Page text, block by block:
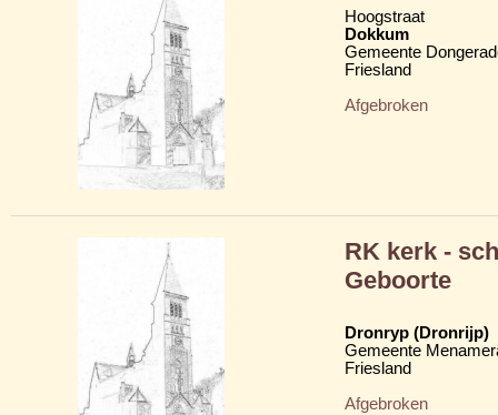
Hoogstraat
Dokkum
Gemeente
Friesland
Afgebroken
RK kerk -
Geboorte
Dronryp (Dronrijp)
Gemeente
Friesland
Afgebroken